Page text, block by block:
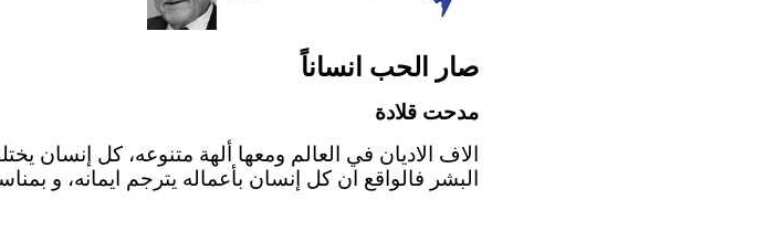
صار الحب انساناً
مدحت قلادة
الاف الاديان في العالم ومعها ألهة متنوعه، كل إنسان
البشر فالواقع ان كل إنسان بأعماله يترجم ايمانه، و